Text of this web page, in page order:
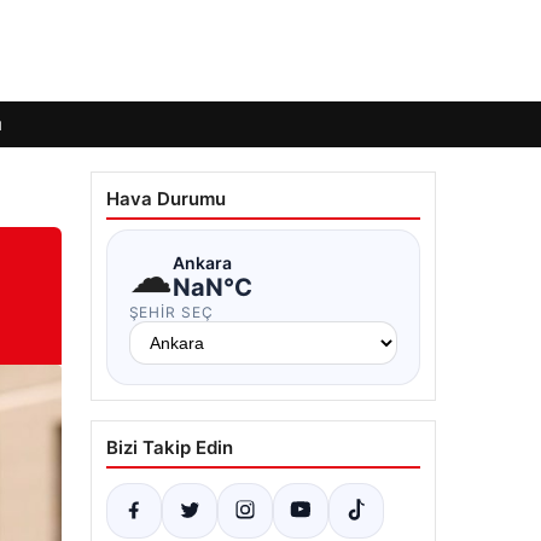
Hava Durumu
☁Ankara
NaN°C
ŞEHIR SEÇ
Bizi Takip Edin